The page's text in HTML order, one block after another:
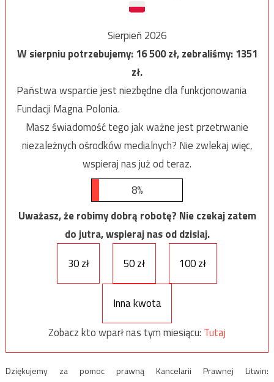
Sierpień 2026
W sierpniu potrzebujemy:16 500zł, zebraliśmy:1351
zł.
Państwa wsparcie jest niezbędne dla funkcjonowania
Fundacji Magna Polonia.
Masz świadomość tego jak ważne jest przetrwanie
niezależnych ośrodków medialnych? Nie zwlekaj więc,
wspieraj nas już od teraz.
8%
Uważasz, że robimy dobrą robotę? Nie czekaj zatem
do jutra, wspieraj nas od dzisiaj.
30 zł
50 zł 100 zł
Inna kwota
Zobacz kto wparł nas tym miesiącu: Tutaj
Dziękujemy za pomoc prawną Kancelarii Prawnej Litwin: